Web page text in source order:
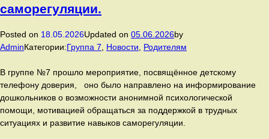
проведено
мероприятие,
посвященное
великому
дню.
саморегуляции.
Posted on 18.05.2026Updated on 05.06.2026by
AdminКатегории:Группа 7, Новости, Родителям
В группе №7 прошло мероприятие, посвящённое детскому
телефону доверия, оно было направлено на информирование
дошкольников о возможности анонимной психологической
помощи, мотивацией обращаться за поддержкой в трудных
ситуациях и развитие навыков саморегуляции.